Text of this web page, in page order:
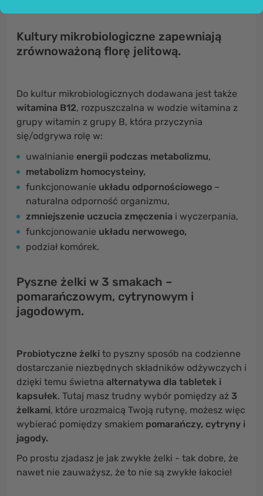
Kultury mikrobiologiczne zapewniają
zrównoważoną florę jelitową.
Do kultur mikrobiologicznych dodawana jest także
witamina B12, rozpuszczalna w wodzie witamina z
grupy witamin z grupy B, która przyczynia
się/odgrywa rolę w:
uwalnianie energii podczas metabolizmu,
metabolizm homocysteiny,
funkcjonowanie układu odpornościowego –
naturalna odporność organizmu,
zmniejszenie uczucia zmęczenia i wyczerpania,
funkcjonowanie układu nerwowego,
podział komórek.
Pyszne żelki w 3 smakach –
pomarańczowym, cytrynowym i
jagodowym.
Probiotyczne żelki to pyszny sposób na codzienne
dostarczanie niezbędnych składników odżywczych i
dzięki temu świetna alternatywa dla tabletek i
kapsułek. Tutaj masz trudny wybór pomiędzy aż 3
żelkami, które urozmaicą Twoją rutynę, możesz więc
wybierać pomiędzy smakiem pomarańczy, cytryny i
jagody.
Po prostu zjadasz je jak zwykłe żelki - tak dobre, że
nawet nie zauważysz, że to nie są zwykłe łakocie!